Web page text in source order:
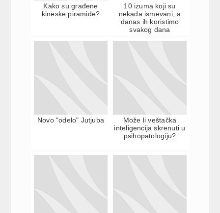
Kako su građene
kineske piramide?
10 izuma koji su
nekada ismevani, a
danas ih koristimo
svakog dana
Novo "odelo" Jutjuba
Može li veštačka
inteligencija skrenuti u
psihopatologiju?